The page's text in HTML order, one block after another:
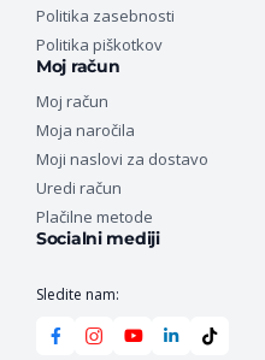
Politika zasebnosti
Politika piškotkov
Moj račun
Moj račun
Moja naročila
Moji naslovi za dostavo
Uredi račun
Plačilne metode
Socialni mediji
Sledite nam: